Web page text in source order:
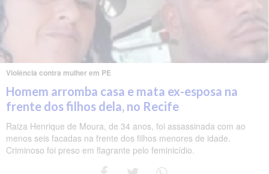
Violência contra mulher em PE
Homem arromba casa e mata ex-esposa na
frente dos filhos dela, no Recife
Raiza Henrique de Moura, de 34 anos, foi assassinada com ao
menos seis facadas na frente dos filhos menores de idade.
Criminoso foi preso em flagrante pelo feminicídio.